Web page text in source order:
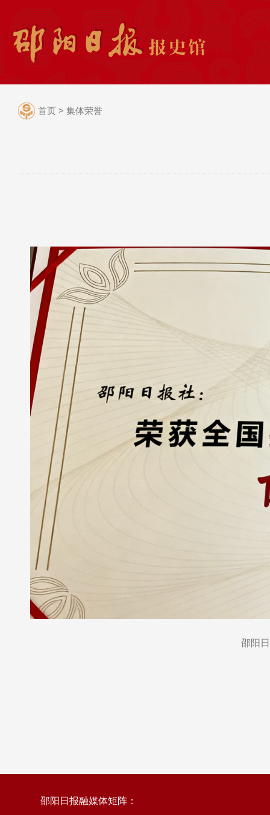
首页 > 集体荣誉
邵阳
邵阳日报融媒体矩阵：